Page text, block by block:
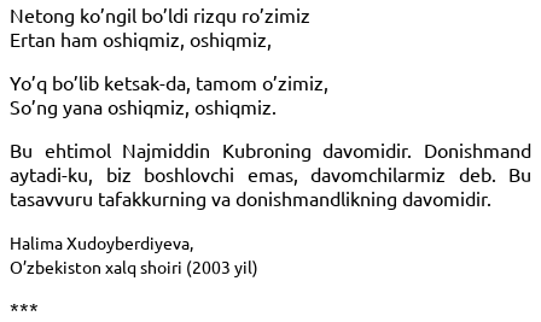
Netong ko’ngil bo’ldi rizqu ro’zimiz
Ertan ham oshiqmiz, oshiqmiz,
Yo’q bo’lib ketsak-da, tamom o’zimiz,
So’ng yana oshiqmiz, oshiqmiz.
Bu ehtimol Najmiddin Kubroning davomidir. Donishmand
aytadi-ku, biz boshlovchi emas, davomchilarmiz deb. Bu
tasavvuru tafakkurning va donishmandlikning davomidir.
Halima Xudoyberdiyeva,
O’zbekiston xalq shoiri (2003 yil)
***